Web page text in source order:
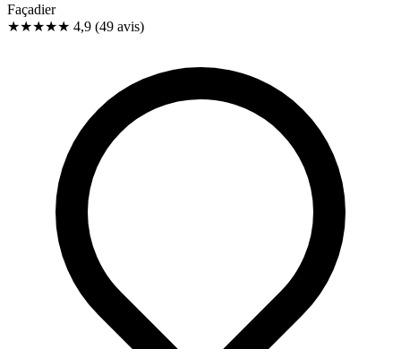
Façadier
★★★★★ 4,9 (49 avis)